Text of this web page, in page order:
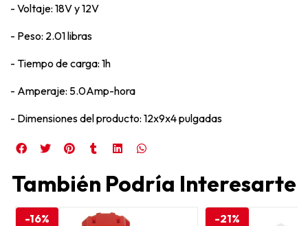
- Voltaje: 18V y 12V
- Peso: 2.01 libras
- Tiempo de carga: 1h
- Amperaje: 5.0Amp-hora
- Dimensiones del producto: 12x9x4 pulgadas
También Podría Interesarte
-16% -21%